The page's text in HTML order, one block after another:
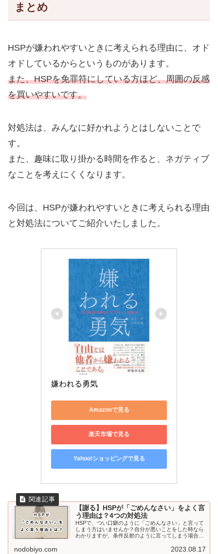
まとめ
HSPが嫌われやすいときに考えられる理由に、オド
オドしているからというものがあります。
また、HSPを免罪符にしている方ほど、周囲の反感
を買いやすいです。
対処法は、みんなに好かれようとはしないことで
す。
また、趣味に取り掛かる時間を作ると、ネガティブ
なことを考えにくくなります。
今回は、HSPが嫌われやすいときに考えられる理由
と対処法についてご紹介いたしました。
嫌われる勇気
Amazonで見る
楽天市場で見る
Yahoo!ショッピングで見る
【謝る】HSPが「ごめんなさい」をよく言
う理由は？4つの対処法
HSPで、つい口癖のように「ごめんなさい」と言って
しまう方はいませんか？自分が悪いことをした時なら
わかりますが、条件反射のように言ってしまう場合は
さい」をよく言う理由と対処法についてご紹介いたし
nodobiyo.com 2023.08.17